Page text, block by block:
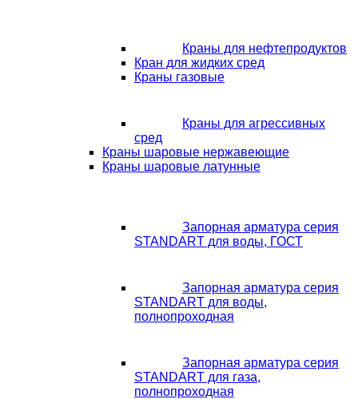
Краны для нефтепродуктов
Кран для жидких сред
Краны газовые
Краны для агрессивных
сред
Краны шаровые нержавеющие
Краны шаровые латунные
Запорная арматура серия
STANDART для воды, ГОСТ
Запорная арматура серия
STANDART для воды,
полнопроходная
Запорная арматура серия
STANDART для газа,
полнопроходная